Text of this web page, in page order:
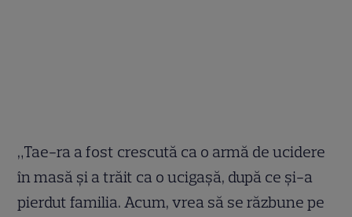
„Tae-ra a fost crescută ca o armă de ucidere
în masă și a trăit ca o ucigașă, după ce și-a
pierdut familia. Acum, vrea să se răzbune pe